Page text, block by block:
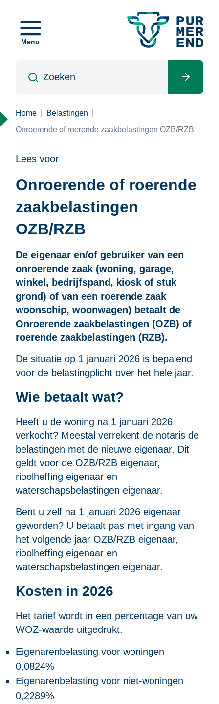
naarMenu
Kruimelpad
Home
Belastingen
Onroerende of roerende zaakbelastingen OZB/RZB
Lees voor
Onroerende of roerende
zaakbelastingen
OZB/RZB
De eigenaar en/of gebruiker van een
onroerende zaak (woning, garage,
winkel, bedrijfspand, kiosk of stuk
grond) of van een roerende zaak
woonschip, woonwagen) betaalt de
Onroerende zaakbelastingen (OZB) of
roerende zaakbelastingen (RZB).
De situatie op 1 januari 2026 is bepalend
voor de belastingplicht over het hele jaar.
Wie betaalt wat?
Heeft u de woning na 1 januari 2026
verkocht? Meestal verrekent de notaris de
belastingen met de nieuwe eigenaar. Dit
geldt voor de OZB/RZB eigenaar,
rioolheffing eigenaar en
waterschapsbelastingen eigenaar.
Bent u zelf na 1 januari 2026 eigenaar
geworden? U betaalt pas met ingang van
het volgende jaar OZB/RZB eigenaar,
rioolheffing eigenaar en
waterschapsbelastingen eigenaar.
Kosten in 2026
Het tarief wordt in een percentage van uw
WOZ-waarde uitgedrukt.
Eigenarenbelasting voor woningen
0,0824%
Eigenarenbelasting voor niet-woningen
0,2289%